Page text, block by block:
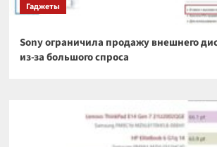
Гаджеты
Sony ограничила продажу внешнего
из-за большого спроса